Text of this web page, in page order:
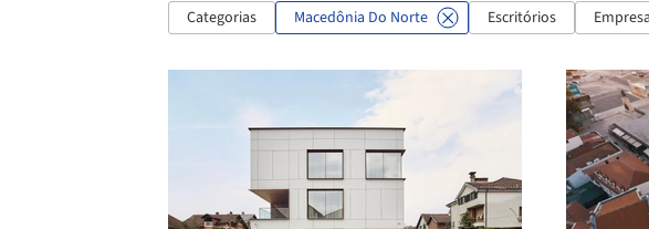
Categorias Macedônia Do Norte Escritórios